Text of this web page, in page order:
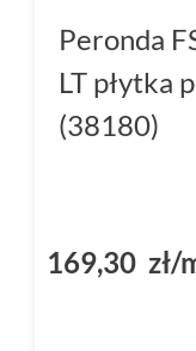
Peronda
LT płytka
(38180)
169,30 zł/